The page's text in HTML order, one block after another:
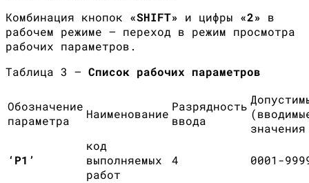
Комбинация кнопок «SHIFT» и цифры «2» в
рабочем режиме — переход в режим просмотра
рабочих параметров.
Таблица 3 — Список рабочих параметров
Обозначение
параметра
Наименование
Разрядность
ввода
значения
‘Р1’
код
выполняемых
работ
4 0001-